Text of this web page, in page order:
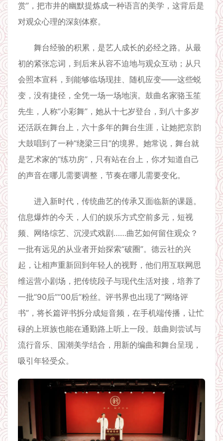
赏”，把市井的幽默提炼成一种语言的美学，这背后是
对观众心理的深刻体察。
舞台经验的积累，是艺人成长的必经之路。从最
初的紧张忘词，到后来从容不迫地与观众互动；从只
会照本宣科，到能够临场现挂、随机应变——这些蜕
变，没有捷径，全凭一场一场地演。鼓曲名家骆玉笙
先生，人称“小彩舞”，她从十七岁登台，到八十多岁
还活跃在舞台上，六十多年的舞台生涯，让她把京韵
大鼓唱到了一种“绕梁三日”的境界。她常说，舞台就
是艺术家的“练功房”，只有站在台上，你才知道自己
的声音在哪儿需要调整，节奏在哪儿需要变化。
进入新时代，传统曲艺的传承又面临新的课题。
信息爆炸的今天，人们的娱乐方式空前多元，短视
频、网络综艺、沉浸式戏剧……曲艺如何留住观众？
一批有远见的从业者开始探索“破圈”。德云社的兴
起，让相声重新回到年轻人的视野，他们用互联网思
维运营小剧场，把传统段子与现代生活对接，培养了
一批“90后”“00后”粉丝。评书界也出现了“网络评
书”，将长篇评书拆分成短音频，在手机端传播，让忙
碌的上班族也能在通勤路上听上一段。鼓曲则尝试与
流行音乐、国潮美学结合，用新的编曲和舞台呈现，
吸引年轻受众。